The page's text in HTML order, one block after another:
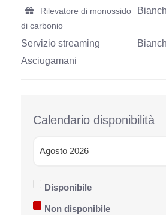
Rilevatore di monossido
di carbonio
Servizio streaming
Asciugamani
Calendario disponibilità
Disponibile
Non disponibile